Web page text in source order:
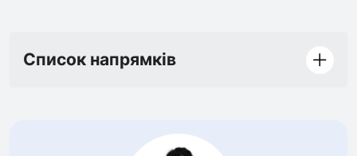
Список напрямків